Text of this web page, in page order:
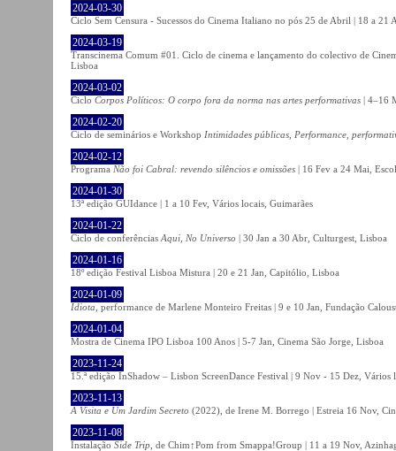
2024-03-30
Ciclo Sem Censura - Sucessos do Cinema Italiano no pós 25 de Abril | 18 a
2024-03-19
Transcinema Comum #01. Ciclo de cinema e lançamento do colectivo de
Lisboa
2024-03-02
Ciclo Corpos Políticos: O corpo fora da norma nas artes performativas | 4–16
2024-02-20
Ciclo de seminários e Workshop Intimidades públicas, Performance,
2024-02-12
Programa Não foi Cabral: revendo silêncios e omissões | 16 Fev a 24 Mai,
2024-01-30
13ª edição GUIdance | 1 a 10 Fev, Vários locais, Guimarães
2024-01-22
Ciclo de conferências Aqui, No Universo | 30 Jan a 30 Abr, Culturgest, Lisboa
2024-01-16
18º edição Festival Lisboa Mistura | 20 e 21 Jan, Capitólio, Lisboa
2024-01-09
Idiota , performance de Marlene Monteiro Freitas | 9 e 10 Jan, Fundação
2024-01-04
Mostra de Cinema IPO Lisboa 100 Anos | 5-7 Jan, Cinema São Jorge, Lisboa
2023-11-24
15.ª edição InShadow – Lisbon ScreenDance Festival | 9 Nov - 15 Dez, Vários
2023-11-13
A Visita e Um Jardim Secreto (2022), de Irene M. Borrego | Estreia 16 Nov,
2023-11-08
Instalação Side Trip , de Chim↑Pom from Smappa!Group | 11 a 19 Nov,